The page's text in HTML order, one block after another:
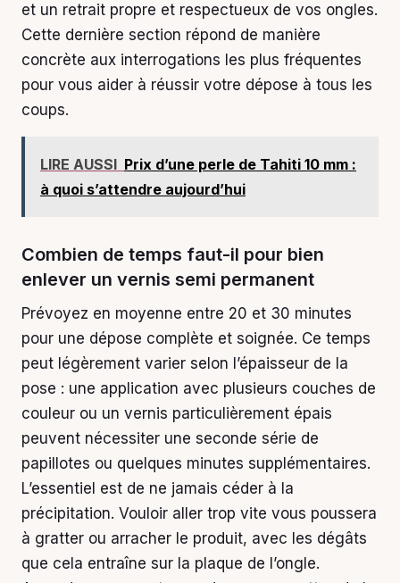
et un retrait propre et respectueux de vos ongles.
Cette dernière section répond de manière
concrète aux interrogations les plus fréquentes
pour vous aider à réussir votre dépose à tous les
coups.
LIRE AUSSI Prix d’une perle de Tahiti 10 mm :
à quoi s’attendre aujourd’hui
Combien de temps faut-il pour bien
enlever un vernis semi permanent
Prévoyez en moyenne entre 20 et 30 minutes
pour une dépose complète et soignée. Ce temps
peut légèrement varier selon l’épaisseur de la
pose : une application avec plusieurs couches de
couleur ou un vernis particulièrement épais
peuvent nécessiter une seconde série de
papillotes ou quelques minutes supplémentaires.
L’essentiel est de ne jamais céder à la
précipitation. Vouloir aller trop vite vous poussera
à gratter ou arracher le produit, avec les dégâts
que cela entraîne sur la plaque de l’ongle.